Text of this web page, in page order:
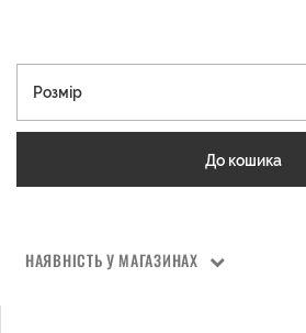
Розмір
До кошика
НАЯВНІСТЬ У МАГАЗИНАХ